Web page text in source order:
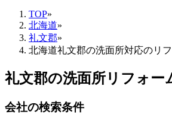
TOP»
北海道»
礼文郡»
北海道礼文郡の洗面所対応のリ
礼文郡の洗面所リフォー
会社の検索条件